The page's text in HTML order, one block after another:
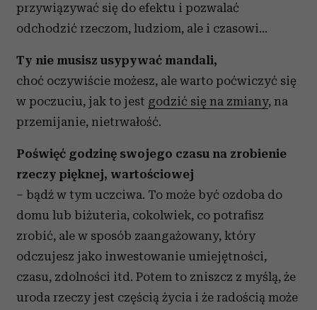
przywiązywać się do efektu i pozwalać
odchodzić rzeczom, ludziom, ale i czasowi…
Ty nie musisz usypywać mandali,
choć oczywiście możesz, ale warto poćwiczyć się
w poczuciu, jak to jest godzić się na zmiany, na
przemijanie, nietrwałość.
Poświęć godzinę swojego czasu na zrobienie
rzeczy pięknej, wartościowej
– bądź w tym uczciwa. To może być ozdoba do
domu lub biżuteria, cokolwiek, co potrafisz
zrobić, ale w sposób zaangażowany, który
odczujesz jako inwestowanie umiejętności,
czasu, zdolności itd. Potem to zniszcz z myślą, że
uroda rzeczy jest częścią życia i że radością może